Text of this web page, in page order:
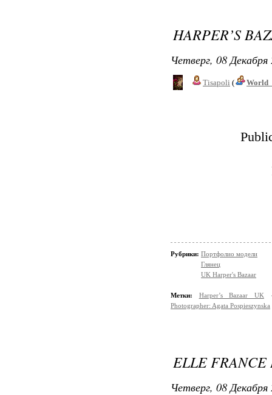
HARPER’S
Четверг, 08
Tisapoli (
Рубрики: Портфолио модели
Глянец
UK Harper's Bazaar
Метки:
Harper’s Bazaar UK
Photographer: Agata Pospieszynska
ELLE
Четверг, 08